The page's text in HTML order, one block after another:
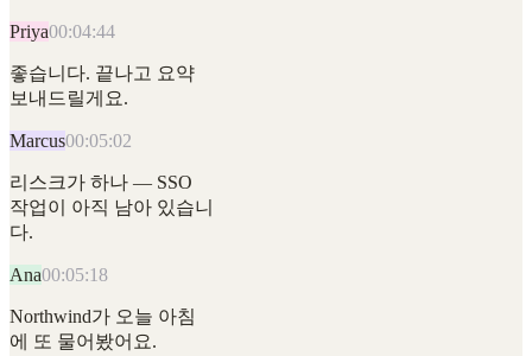
Priya00:04:44
좋습니다. 끝나고 요약
보내드릴게요.
Marcus00:05:02
리스크가 하나 — SSO
작업이 아직 남아 있습니
다.
Ana00:05:18
Northwind가 오늘 아침
에 또 물어봤어요.